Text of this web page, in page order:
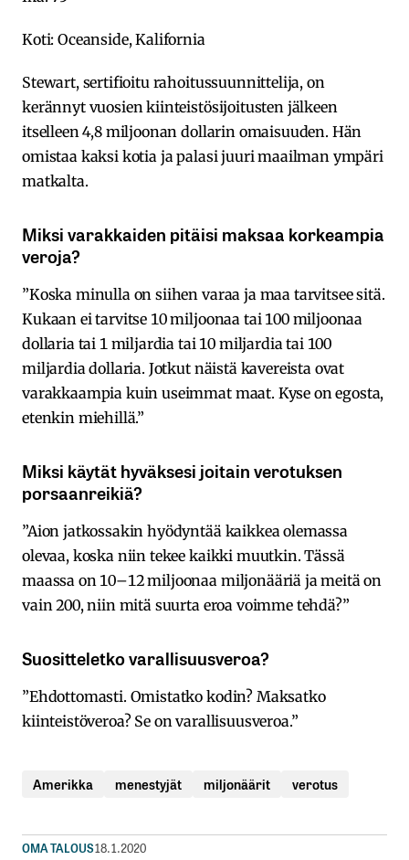
Koti: Oceanside, Kalifornia
Stewart, sertifioitu rahoitussuunnittelija, on
kerännyt vuosien kiinteistösijoitusten jälkeen
itselleen 4,8 miljoonan dollarin omaisuuden. Hän
omistaa kaksi kotia ja palasi juuri maailman ympäri
matkalta.
Miksi varakkaiden pitäisi maksaa korkeampia
veroja?
”Koska minulla on siihen varaa ja maa tarvitsee sitä.
Kukaan ei tarvitse 10 miljoonaa tai 100 miljoonaa
dollaria tai 1 miljardia tai 10 miljardia tai 100
miljardia dollaria. Jotkut näistä kavereista ovat
varakkaampia kuin useimmat maat. Kyse on egosta,
etenkin miehillä.”
Miksi käytät hyväksesi joitain verotuksen
porsaanreikiä?
”Aion jatkossakin hyödyntää kaikkea olemassa
olevaa, koska niin tekee kaikki muutkin. Tässä
maassa on 10–12 miljoonaa miljonääriä ja meitä on
vain 200, niin mitä suurta eroa voimme tehdä?”
Suositteletko varallisuusveroa?
”Ehdottomasti. Omistatko kodin? Maksatko
kiinteistöveroa? Se on varallisuusveroa.”
Amerikka menestyjät miljonäärit verotus
OMA TALOUS18.1.2020